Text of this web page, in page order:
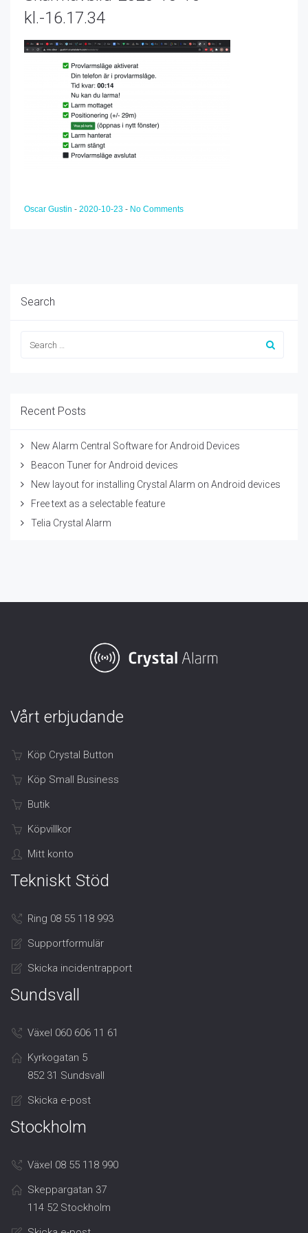
kl.-16.17.34
Oscar Gustin - 2020-10-23 - No Comments
Search
Recent Posts
New Alarm Central Software for Android Devices
Beacon Tuner for Android devices
New layout for installing Crystal Alarm on Android devices
Free text as a selectable feature
Telia Crystal Alarm
Vårt erbjudande
Köp Crystal Button
Köp Small Business
Butik
Köpvillkor
Mitt konto
Tekniskt Stöd
Ring 08 55 118 993
Supportformulär
Skicka incidentrapport
Sundsvall
Växel 060 606 11 61
Kyrkogatan 5
852 31 Sundsvall
Skicka e-post
Stockholm
Växel 08 55 118 990
Skeppargatan 37
114 52 Stockholm